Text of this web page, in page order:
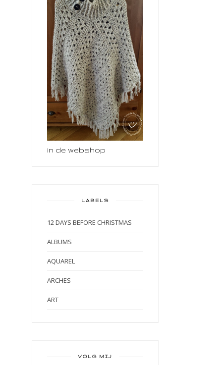
in de webshop
LABELS
12 DAYS BEFORE CHRISTMAS
ALBUMS
AQUAREL
ARCHES
ART
VOLG MIJ